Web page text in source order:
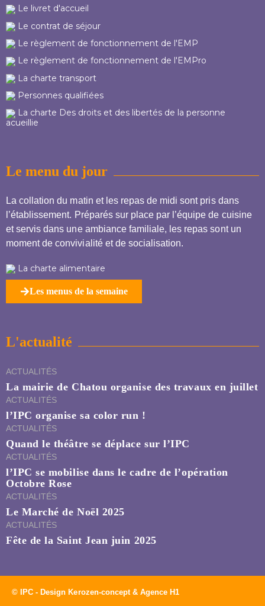
Le livret d'accueil
Le contrat de séjour
Le règlement de fonctionnement de l'EMP
Le règlement de fonctionnement de l'EMPro
La charte transport
Personnes qualifiées
La charte Des droits et des libertés de la personne
acueillie
Le menu du jour
La collation du matin et les repas de midi sont pris dans
l’établissement. Préparés sur place par l’équipe de cuisine
et servis dans une ambiance familiale, les repas sont un
moment de convivialité et de socialisation.
La charte alimentaire
Les menus de la semaine
L'actualité
ACTUALITÉS
La mairie de Chatou organise des travaux en juillet
ACTUALITÉS
l’IPC organise sa color run !
ACTUALITÉS
Quand le théâtre se déplace sur l’IPC
ACTUALITÉS
l’IPC se mobilise dans le cadre de l’opération
Octobre Rose
ACTUALITÉS
Le Marché de Noël 2025
ACTUALITÉS
Fête de la Saint Jean juin 2025
© IPC - Design Kerozen-concept & Agence H1